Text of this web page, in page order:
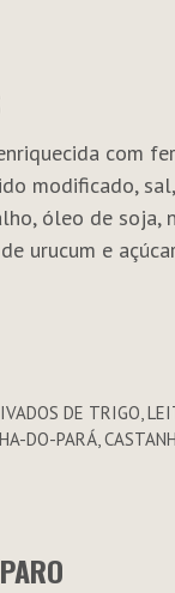
com
modificado,
óleo de soja,
urucum e
DE TRIGO,
DO-PARÁ,